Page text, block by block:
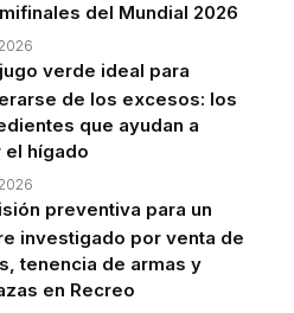
del Mundial 2026
verde ideal para
de los excesos: los
que ayudan a
el hígado
preventiva para un
investigado por venta de
tenencia de armas y
en Recreo